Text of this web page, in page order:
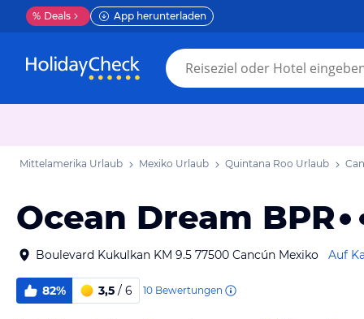
% Deals App herunterladen
Mittelamerika Urlaub Mexiko Urlaub Quintana Roo Urlaub
Ocean Dream BPR
Boulevard Kukulkan KM 9.5 77500 Cancún Mexiko Auf
82% 3,5 / 6 10 Bewertungen